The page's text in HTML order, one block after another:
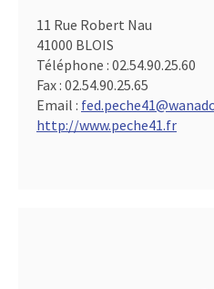
11 Rue Robert Nau
41000 BLOIS
Téléphone : 02.54.90.25.60
Fax : 02.54.90.25.65
Email :
http://www.peche41.fr